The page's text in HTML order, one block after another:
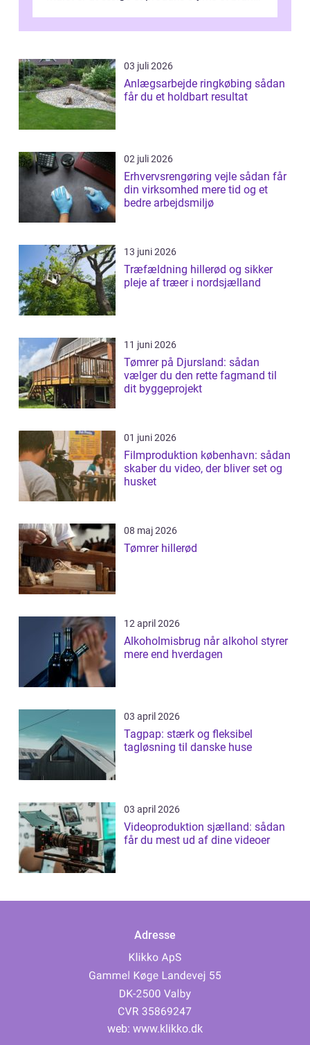
03 juli 2026
Anlægsarbejde ringkøbing sådan
får du et holdbart resultat
02 juli 2026
Erhvervsrengøring vejle sådan får
din virksomhed mere tid og et
bedre arbejdsmiljø
13 juni 2026
Træfældning hillerød og sikker
pleje af træer i nordsjælland
11 juni 2026
Tømrer på Djursland: sådan
vælger du den rette fagmand til
dit byggeprojekt
01 juni 2026
Filmproduktion københavn: sådan
skaber du video, der bliver set og
husket
08 maj 2026
Tømrer hillerød
12 april 2026
Alkoholmisbrug når alkohol styrer
mere end hverdagen
03 april 2026
Tagpap: stærk og fleksibel
tagløsning til danske huse
03 april 2026
Videoproduktion sjælland: sådan
får du mest ud af dine videoer
Adresse
web: www.klikko.dk